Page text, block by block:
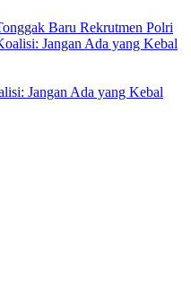
Baru Rekrutmen Polri
Jangan Ada yang Kebal